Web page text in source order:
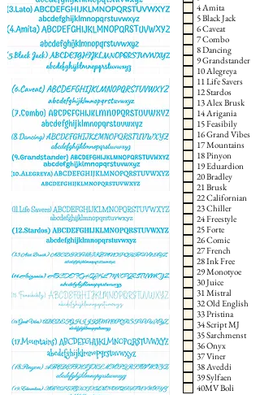
4 Amita
5 Black Jack
6 Caveat
7 Combo
8 Dancing
9 Grandstander
10 Alegreya
11 Life Savers
12 Stardos
13 Alex Brusk
14 Arigania
15 Feasibily
16 Grand Vibes
17 Mountains
18 Pinyon
19 Eduardion
20 Bradley
21 Brusk
22 Californian
23 Chiller
24 Freestyle
25 Forte
26 Comic
27 French
28 Ink Free
29 Monotyoe
30 Juice
31 Mistral
32 Old English
33 Pristina
34 Script MJ
35 Sarchmenst
36 Onyx
37 Viner
38 Aveddi
39 Sylfaen
40MV Boli